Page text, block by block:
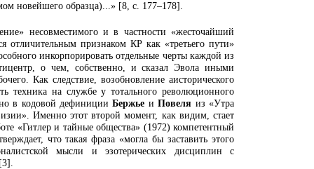
новейшего образца)...» [8, с. 177–178].
несовместимого и в частности «жесточайший
отличительным признаком КР как «третьего пути»
инкорпорировать отдельные черты каждой из
о чем, собственно, и сказал Эвола иными
Как следствие, возобновление аисторического
техника на службе у тотального революционного
в кодовой дефиницииБержье иПовеля из «Утра
Именно этот второй момент, как видим, стает
«Гитлер и тайные общества» (1972) компетентный
что такая фраза «могла бы заставить этого
мысли и эзотерических дисциплин с